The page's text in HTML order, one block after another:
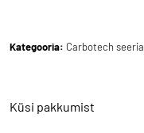
Kategooria: Carbotech seeria
Küsi pakkumist